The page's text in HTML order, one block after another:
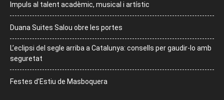
Impuls al talent acadèmic, musical i artístic
Duana Suites Salou obre les portes
L’eclipsi del segle arriba a Catalunya: consells per gaudir-lo amb
seguretat
Festes d’Estiu de Masboquera